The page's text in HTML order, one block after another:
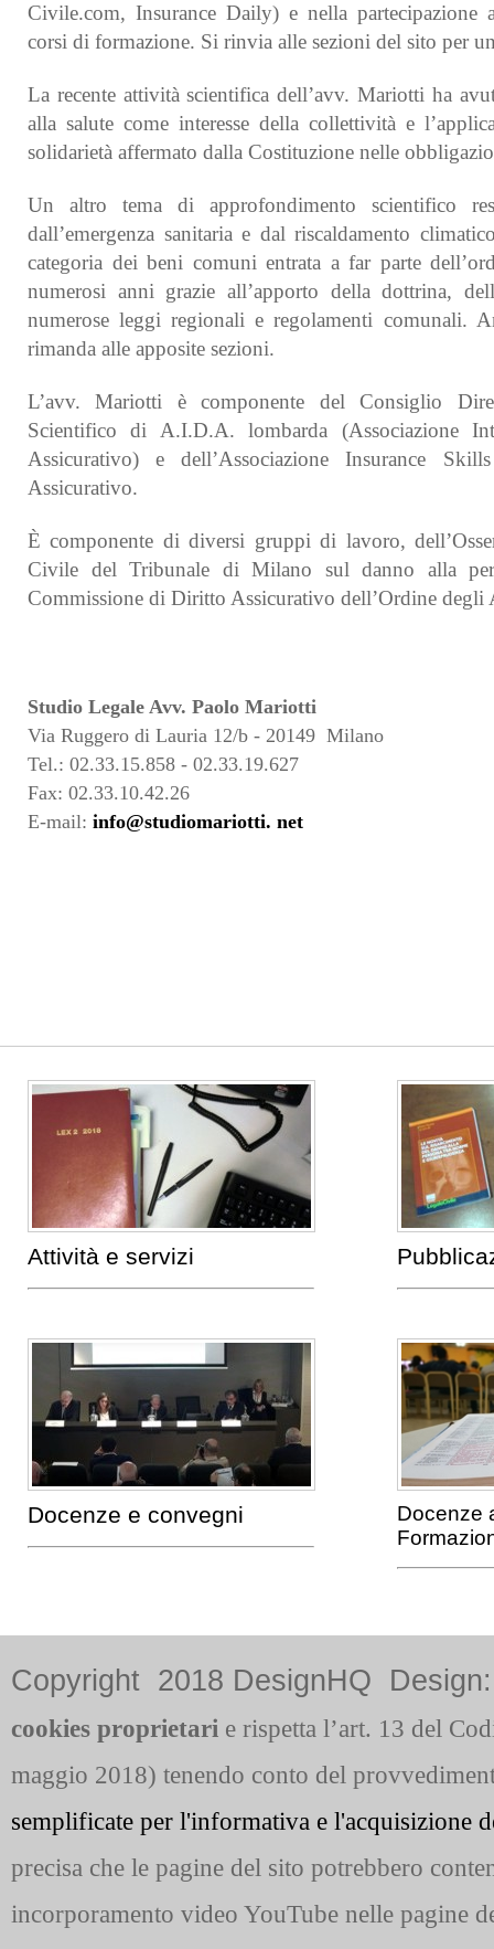
Civile.com, Insurance Daily) e nella partecipazione
corsi di formazione. Si rinvia alle sezioni del sito per
La recente attività scientifica dell’avv. Mariotti ha
alla salute come interesse della collettività e
solidarietà affermato dalla Costituzione nelle
Un altro tema di approfondimento scientifico
dall’emergenza sanitaria e dal riscaldamento
categoria dei beni comuni entrata a far parte
numerosi anni grazie all’apporto della dottrina,
numerose leggi regionali e regolamenti comunali.
rimanda alle apposite sezioni.
L’avv. Mariotti è componente del Consiglio
Scientifico di A.I.D.A. lombarda (Associazione
Assicurativo) e dell’Associazione Insurance
Assicurativo.
È componente di diversi gruppi di lavoro,
Civile del Tribunale di Milano sul danno alla
Commissione di Diritto Assicurativo dell’Ordine
Studio Legale Avv. Paolo Mariotti
Via Ruggero di Lauria 12/b - 20149 Milano
Tel.: 02.33.15.858 - 02.33.19.627
Fax: 02.33.10.42.26
E-mail: info@studiomariotti. net
Attività e servizi
Docenze e convegni Docenze
Copyright 2018 DesignHQ
cookies proprietari e rispetta l’art. 13 del
maggio 2018) tenendo conto del
semplificate per l'informativa e l'acquisizione
precisa che le pagine del sito potrebbero
incorporamento video YouTube nelle pagine